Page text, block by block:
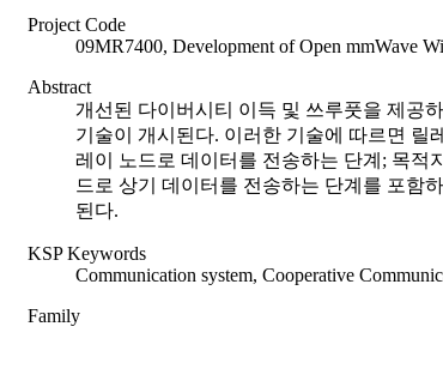
Project Code
09MR7400, Development of Open mmWave
Abstract
개선된 다이버시티 이득 및 쓰루풋을 제공
기술이 개시된다. 이러한 기술에 따르면 릴
레이 노드로 데이터를 전송하는 단계; 목적
드로 상기 데이터를 전송하는 단계를 포함
된다.
KSP Keywords
Communication system, Cooperative
Family